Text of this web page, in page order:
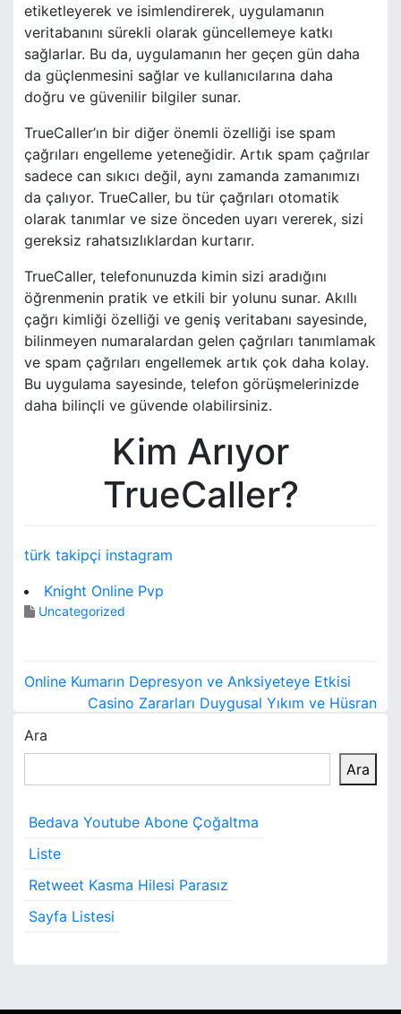
etiketleyerek ve isimlendirerek, uygulamanın
veritabanını sürekli olarak güncellemeye katkı
sağlarlar. Bu da, uygulamanın her geçen gün daha
da güçlenmesini sağlar ve kullanıcılarına daha
doğru ve güvenilir bilgiler sunar.
TrueCaller’ın bir diğer önemli özelliği ise spam
çağrıları engelleme yeteneğidir. Artık spam çağrılar
sadece can sıkıcı değil, aynı zamanda zamanımızı
da çalıyor. TrueCaller, bu tür çağrıları otomatik
olarak tanımlar ve size önceden uyarı vererek, sizi
gereksiz rahatsızlıklardan kurtarır.
TrueCaller, telefonunuzda kimin sizi aradığını
öğrenmenin pratik ve etkili bir yolunu sunar. Akıllı
çağrı kimliği özelliği ve geniş veritabanı sayesinde,
bilinmeyen numaralardan gelen çağrıları tanımlamak
ve spam çağrıları engellemek artık çok daha kolay.
Bu uygulama sayesinde, telefon görüşmelerinizde
daha bilinçli ve güvende olabilirsiniz.
Kim Arıyor
TrueCaller?
türk takipçi instagram
Knight Online Pvp
Uncategorized
Y
z
ı
g
e
z
i
Online Kumarın Depresyon ve Anksiyeteye Etkisi
Casino Zararları Duygusal Yıkım ve Hüsran
Ara
Ara
Bedava Youtube Abone Çoğaltma
Liste
Retweet Kasma Hilesi Parasız
Sayfa Listesi